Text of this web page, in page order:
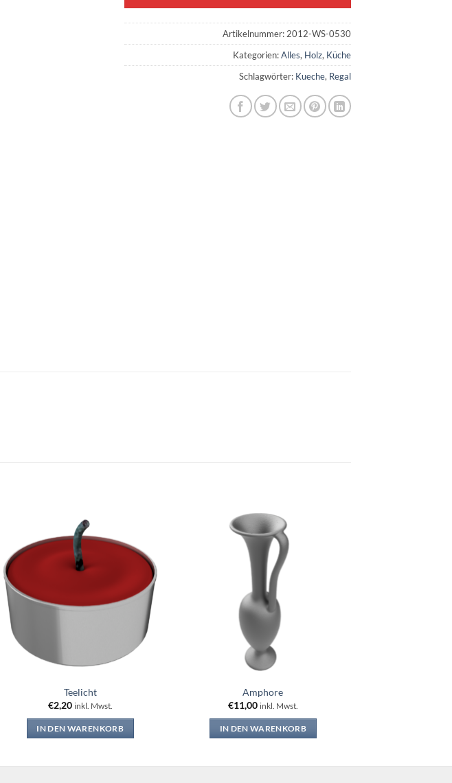
Artikelnummer: 2012-WS-0530
Kategorien:Alles, Holz, Küche
Schlagwörter: Kueche, Regal
Add to
wishlist
Teelicht
€2,20 inkl. Mwst.
IN DEN WARENKORB
Amphore
€11,00 inkl. Mwst.
IN DEN WARENKORB